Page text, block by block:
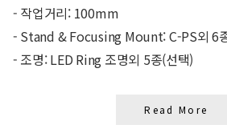
- 작업거리: 100mm
- Stand & Focusing Mount: C-PS외 6
- 조명: LED Ring 조명외 5종(선택)
Read More